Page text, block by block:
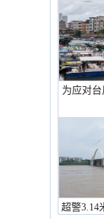
为应对
超警3.14